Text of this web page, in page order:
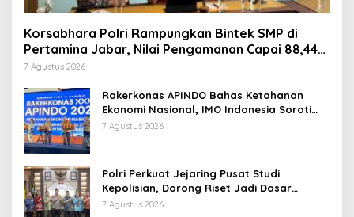
Korsabhara Polri Rampungkan Bintek SMP di
Pertamina Jabar, Nilai Pengamanan Capai 88,44
Persen
7 Agustus 2026
Rakerkonas APINDO Bahas Ketahanan
Ekonomi Nasional, IMO Indonesia Soroti
Pentingnya Kolaborasi Lintas Sektor
7 Agustus 2026
Polri Perkuat Jejaring Pusat Studi
Kepolisian, Dorong Riset Jadi Dasar
Kebijakan dan Inovasi
7 Agustus 2026